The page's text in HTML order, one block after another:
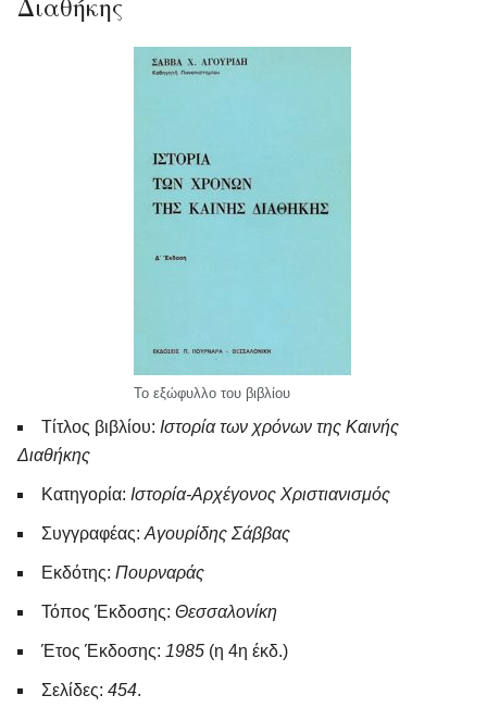
Το εξώφυλλο του βιβλίου
Τίτλος βιβλίου: Ιστορία των χρόνων της Καινής
Διαθήκης
Κατηγορία: Ιστορία-Αρχέγονος Χριστιανισμός
Συγγραφέας: Αγουρίδης Σάββας
Εκδότης: Πουρναράς
Τόπος Έκδοσης: Θεσσαλονίκη
Έτος Έκδοσης: 1985 (η 4η έκδ.)
Σελίδες: 454.